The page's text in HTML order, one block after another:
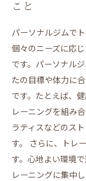
こと
パーソナルジムで
個々のニーズに応
です。パーソナル
たの目標や体力に
です。たとえば、
レーニングを組み
ラティスなどのス
す。 さらに、トレ
す。心地よい環境
レーニングに集中